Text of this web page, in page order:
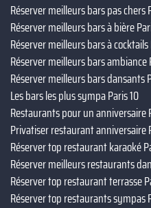
Réserver meilleurs bars pas chers
Réserver meilleurs bars à bière
Réserver meilleurs bars à cocktails
Réserver meilleurs bars ambiance
Réserver meilleurs bars dansants
Les bars les plus sympa Paris 10
Restaurants pour un anniversaire
Privatiser restaurant anniversaire
Réserver top restaurant karaoké
Réserver meilleurs restaurants
Réserver top restaurant terrasse
Réserver top restaurants sympas